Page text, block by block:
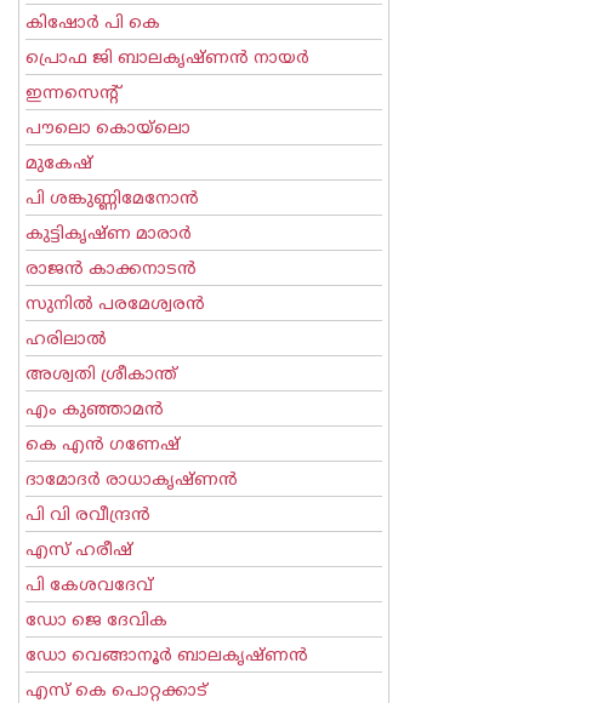
കിഷോർ പി കെ
പ്രൊഫ ജി ബാലകൃഷ്ണന്‍ നായര്‍
ഇന്നസെന്റ്‌
പൗലൊ കൊയ്ലൊ
മുകേഷ്
പി ശങ്കുണ്ണിമേനോന്‍
കുട്ടികൃഷ്ണ മാരാര്‍
രാജന്‍ കാക്കനാടന്‍
സുനില്‍ പരമേശ്വരന്‍
ഹരിലാല്‍
അശ്വതി ശ്രീകാന്ത്
എം കുഞ്ഞാമന്‍
കെ എന്‍ ഗണേഷ്
ദാമോദർ രാധാകൃഷ്ണൻ
പി വി രവീന്ദ്രന്‍
എസ് ഹരീഷ്
പി കേശവദേവ്‌
ഡോ ജെ ദേവിക
ഡോ വെങ്ങാനൂര്‍ ബാലകൃഷ്ണന്‍
എസ്‌ കെ പൊറ്റക്കാട്‌